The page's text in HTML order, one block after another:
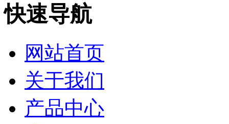
快速导航
网站首页
关于我们
产品中心